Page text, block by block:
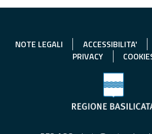
NOTE LEGALI ACCESSIBILITA'
PRIVACY